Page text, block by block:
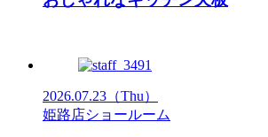
2026.07.23 （Thu）
姫路店ショールーム